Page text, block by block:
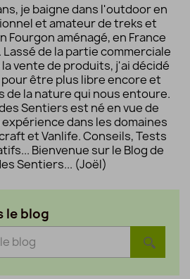
je baigne dans l'outdoor en
et amateur de treks et
Fourgon aménagé, en France
de la partie commerciale
vente de produits, j'ai décidé
être plus libre encore et
de la nature qui nous entoure.
Sentiers est né en vue de
dans les domaines
et Vanlife. Conseils, Tests
Bienvenue sur le Blog de
Sentiers... (Joël)
le blog